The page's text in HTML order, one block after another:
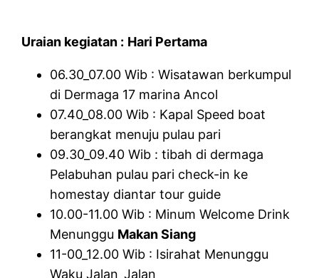
Uraian kegiatan : Hari Pertama
06.30_07.00 Wib : Wisatawan berkumpul
di Dermaga 17 marina Ancol
07.40_08.00 Wib : Kapal Speed boat
berangkat menuju pulau pari
09.30_09.40 Wib : tibah di dermaga
Pelabuhan pulau pari check-in ke
homestay diantar tour guide
10.00-11.00 Wib : Minum Welcome Drink
Menunggu Makan Siang
11-00_12.00 Wib : Isirahat Menunggu
Waku Jalan_Jalan